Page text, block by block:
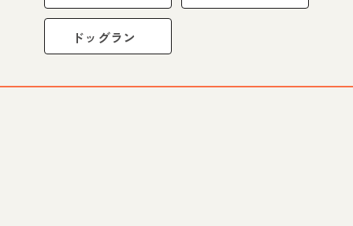
ドッグラン